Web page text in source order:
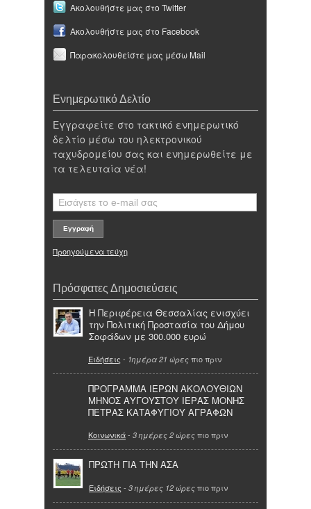
Ακολουθήστε μας στο Twitter
Ακολουθήστε μας στο Facebook
Παρακολουθείστε μας μέσω Mail
Ενημερωτικό Δελτίο
Εγγραφείτε στο τακτικό ενημερωτικό
δελτίο μέσω του ηλεκτρονικού
ταχυδρομείου σας και ενημερωθείτε με
τα τελευταία νέα!
Προηγούμενα τεύχη
Πρόσφατες Δημοσιεύσεις
Η Περιφέρεια Θεσσαλίας ενισχύει
την Πολιτική Προστασία του Δήμου
Σοφάδων με 300.000 ευρώ
Ειδήσεις - 1ημέρα 21 ώρες πιο πριν
ΠΡΟΓΡΑΜΜΑ ΙΕΡΩΝ ΑΚΟΛΟΥΘΙΩΝ
ΜΗΝΟΣ ΑΥΓΟΥΣΤΟΥ ΙΕΡΑΣ ΜΟΝΗΣ
ΠΕΤΡΑΣ ΚΑΤΑΦΥΓΙΟΥ ΑΓΡΑΦΩΝ
Κοινωνικά- 3 ημέρες 2 ώρες πιο πριν
ΠΡΩΤΗ ΓΙΑ ΤΗΝ ΑΣΑ
Ειδήσεις - 3 ημέρες 12 ώρες πιο πριν